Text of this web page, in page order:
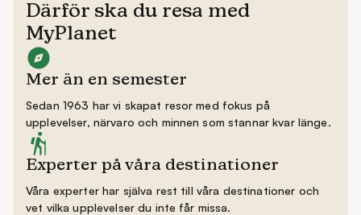
Därför ska du resa med
MyPlanet
Mer än en semester
Sedan 1963 har vi skapat resor med fokus på
upplevelser, närvaro och minnen som stannar kvar länge.
Experter på våra destinationer
Våra experter har själva rest till våra destinationer och
vet vilka upplevelser du inte får missa.